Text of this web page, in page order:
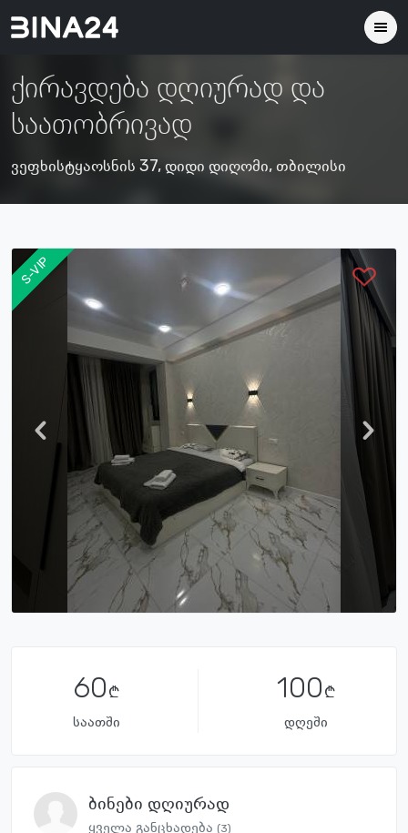
ქირავდება დღიურად და
საათობრივად
ვეფხისტყაოსნის 37, დიდი დიღომი, თბილისი
S-VIP
60
საათში
100
დღეში
ბინები დღიურად
ყველა განცხადება (3)